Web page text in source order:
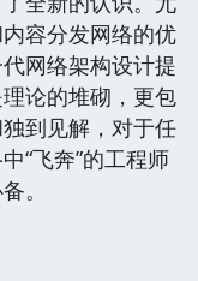
容分发网络的优
网络架构设计提
论的堆砌，更包
到见解，对于任
“飞奔”的工程师
。